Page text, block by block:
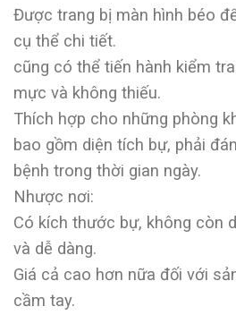
Được trang bị màn hình béo
cụ thể chi tiết.
cũng có thể tiến hành kiểm
mực và không thiếu.
Thích hợp cho những phòng
bao gồm diện tích bự, phải
bệnh trong thời gian ngày.
Nhược nơi:
Có kích thước bự, không còn
và dễ dàng.
Giá cả cao hơn nữa đối với
cầm tay.